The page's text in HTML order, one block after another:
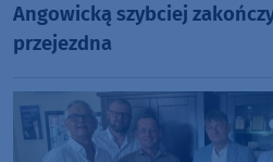
Angowicką szybciej
przejezdna